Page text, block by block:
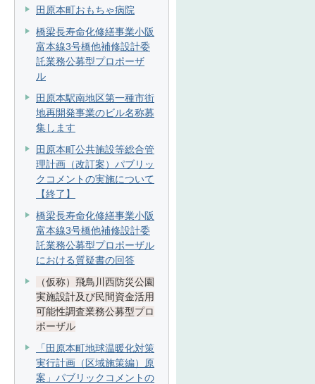
田原本町おもちゃ病院
橋梁長寿命化修繕事業小阪
富本線3号橋他補修設計委
託業務公募型プロポーザ
ル
田原本駅南地区第一種市街
地再開発事業のビル名称募
集します
田原本町公共施設等総合管
理計画（改訂案）パブリッ
クコメントの実施について
【終了】
橋梁長寿命化修繕事業小阪
富本線3号橋他補修設計委
託業務公募型プロポーザル
における質疑書の回答
（仮称）飛鳥川西防災公園
実施設計及び民間資金活用
可能性調査業務公募型プロ
ポーザル
「田原本町地球温暖化対策
実行計画（区域施策編）原
案」パブリックコメントの